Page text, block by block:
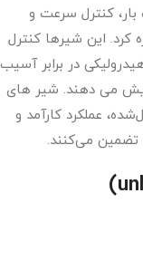
کنترل سرعت و
کرد. این شیرها کنترل
در برابر آسیب
می دهند. شیر های
عملکرد کارآمد و
تضمین می‌کنند.